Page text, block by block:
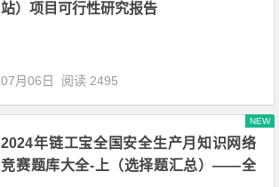
站）项目可行性研究报告
07月06日 阅读 2495
2024年链工宝全国安全生产月知识网络
竞赛题库大全-上（选择题汇总）——全
NEW